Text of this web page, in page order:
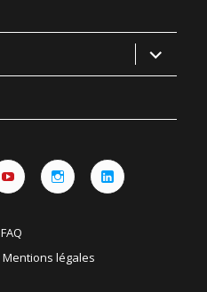
ouvrir
le
sous-
FAQ
Mentions légales